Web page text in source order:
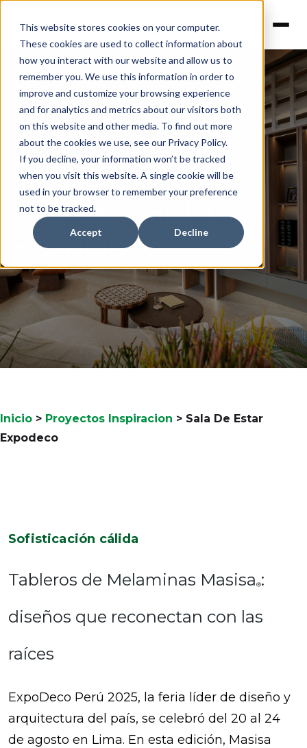
This website stores cookies on your computer.
These cookies are used to collect information about
how you interact with our website and allow us to
remember you. We use this information in order to
improve and customize your browsing experience
and for analytics and metrics about our visitors both
on this website and other media. To find out more
about the cookies we use, see our Privacy Policy.
If you decline, your information won’t be tracked
when you visit this website. A single cookie will be
used in your browser to remember your preference
not to be tracked.
Accept Decline
Sala de Estar
¨Wiñay Saphi¨ -
ExpoDeco
Inicio > Proyectos Inspiracion > Sala De Estar
Expodeco
Sofisticación cálida
Tableros de Melaminas Masisa®:
diseños que reconectan con las
raíces
ExpoDeco Perú 2025, la feria líder de diseño y
arquitectura del país, se celebró del 20 al 24
de agosto en Lima. En esta edición, Masisa